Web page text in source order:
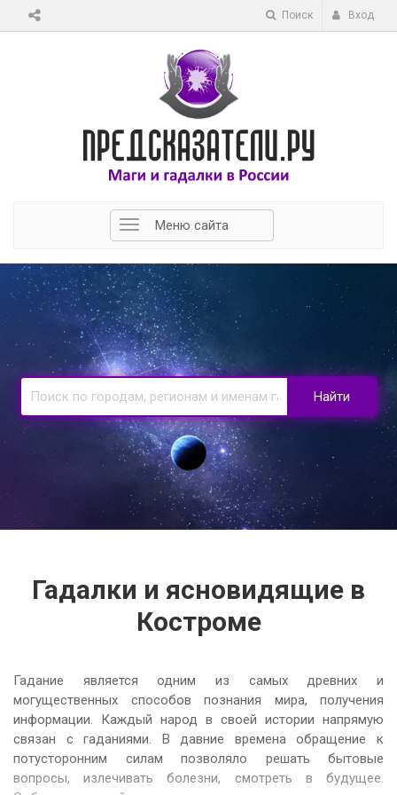
Поиск Вход
Меню сайта
Найти
Гадалки и ясновидящие в
Костроме
Гадание является одним из самых древних и
могущественных способов познания мира, получения
информации. Каждый народ в своей истории напрямую
связан с гаданиями. В давние времена обращение к
потусторонним силам позволяло решать бытовые
вопросы, излечивать болезни, смотреть в будущее.